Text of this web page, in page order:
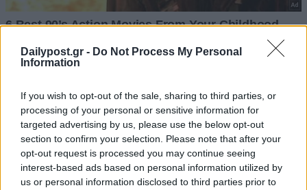
Dailypost.gr - Do Not Process My Personal
Information
If you wish to opt-out of the sale, sharing to third parties, or
processing of your personal or sensitive information for
targeted advertising by us, please use the below opt-out
section to confirm your selection. Please note that after your
opt-out request is processed you may continue seeing
interest-based ads based on personal information utilized by
us or personal information disclosed to third parties prior to